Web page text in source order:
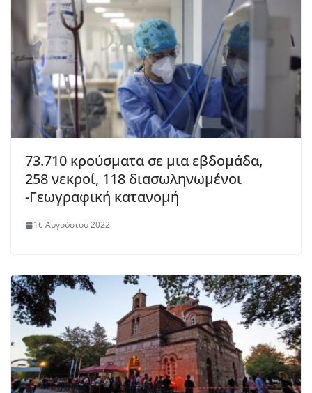
73.710 κρούσματα σε μια εβδομάδα,
258 νεκροί, 118 διασωληνωμένοι
-Γεωγραφική κατανομή
16 Αυγούστου 2022